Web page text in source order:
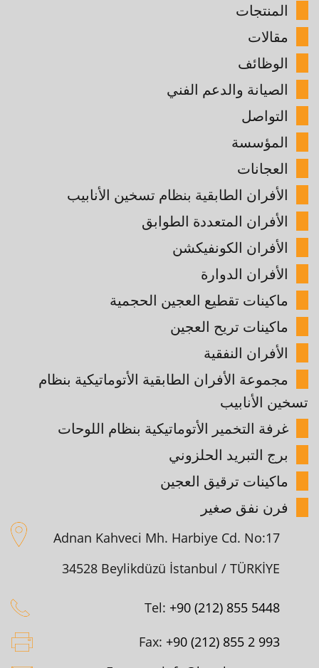
المنتجات
مقالات
الوظائف
الصيانة والدعم الفني
التواصل
المؤسسة
العجانات
الأفران الطابقية بنظام تسخين الأنابيب
الأفران المتعددة الطوابق
الأفران الكونفيكشن
الأفران الدوارة
ماكينات تقطيع العجين الحجمية
ماكينات تريح العجين
الأفران النفقية
مجموعة الأفران الطابقية الأتوماتيكية بنظام
تسخين الأنابيب
غرفة التخمير الأتوماتيكية بنظام اللوحات
برج التبريد الحلزوني
ماكينات ترقيق العجين
فرن نفق صغير
Adnan Kahveci Mh. Harbiye Cd. No:17
34528 Beylikdüzü İstanbul / TÜRKİYE
Tel: +90 (212) 855 5448
Fax: +90 (212) 855 2 993